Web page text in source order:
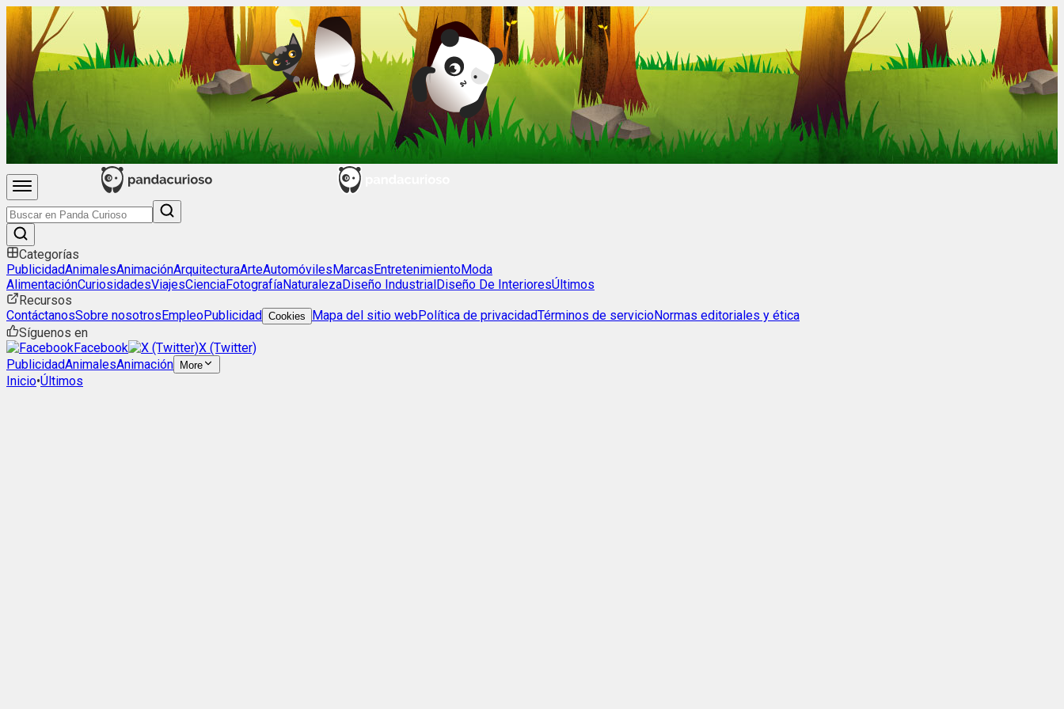
Categorías
PublicidadAnimalesAnimaciónArquitecturaArteAutomóvilesMarcasEntretenimientoModa
AlimentaciónCuriosidadesViajesCienciaFotografíaNaturalezaDiseño IndustrialDiseño De InterioresÚltimos
Recursos
ContáctanosSobre nosotrosEmpleoPublicidad Cookies Mapa del sitio webPolítica de privacidadTérminos de servicioNormas editoriales y ética
Síguenos en
Facebook
X (Twitter)
PublicidadAnimalesAnimación More
Inicio•Últimos